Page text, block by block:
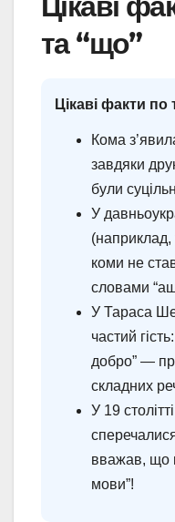
та “що”
Цікаві факти по
Кома
завдяки
були
У
(наприклад,
коми не
словами
У Тараса
частий
добро” —
складних
У 19
вважав, що
мови”!